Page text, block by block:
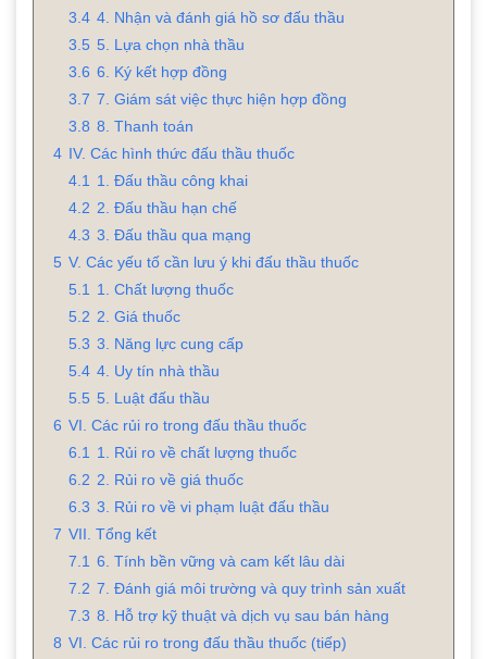
3.4 4. Nhận và đánh giá hồ sơ đấu thầu
3.5 5. Lựa chọn nhà thầu
3.6 6. Ký kết hợp đồng
3.7 7. Giám sát việc thực hiện hợp đồng
3.8 8. Thanh toán
4 IV. Các hình thức đấu thầu thuốc
4.1
1. Đấu thầu công khai
4.2 2. Đấu thầu hạn chế
4.3 3. Đấu thầu qua mạng
5 V. Các yếu tố cần lưu ý khi đấu thầu thuốc
5.1
1. Chất lượng thuốc
5.2 2. Giá thuốc
5.3 3. Năng lực cung cấp
5.4 4. Uy tín nhà thầu
5.5 5. Luật đấu thầu
6 VI. Các rủi ro trong đấu thầu thuốc
6.1
1. Rủi ro về chất lượng thuốc
6.2 2. Rủi ro về giá thuốc
6.3 3. Rủi ro về vi phạm luật đấu thầu
7 VII. Tổng kết
7.1 6. Tính bền vững và cam kết lâu dài
7.2 7. Đánh giá môi trường và quy trình sản xuất
7.3 8. Hỗ trợ kỹ thuật và dịch vụ sau bán hàng
8 VI. Các rủi ro trong đấu thầu thuốc (tiếp)